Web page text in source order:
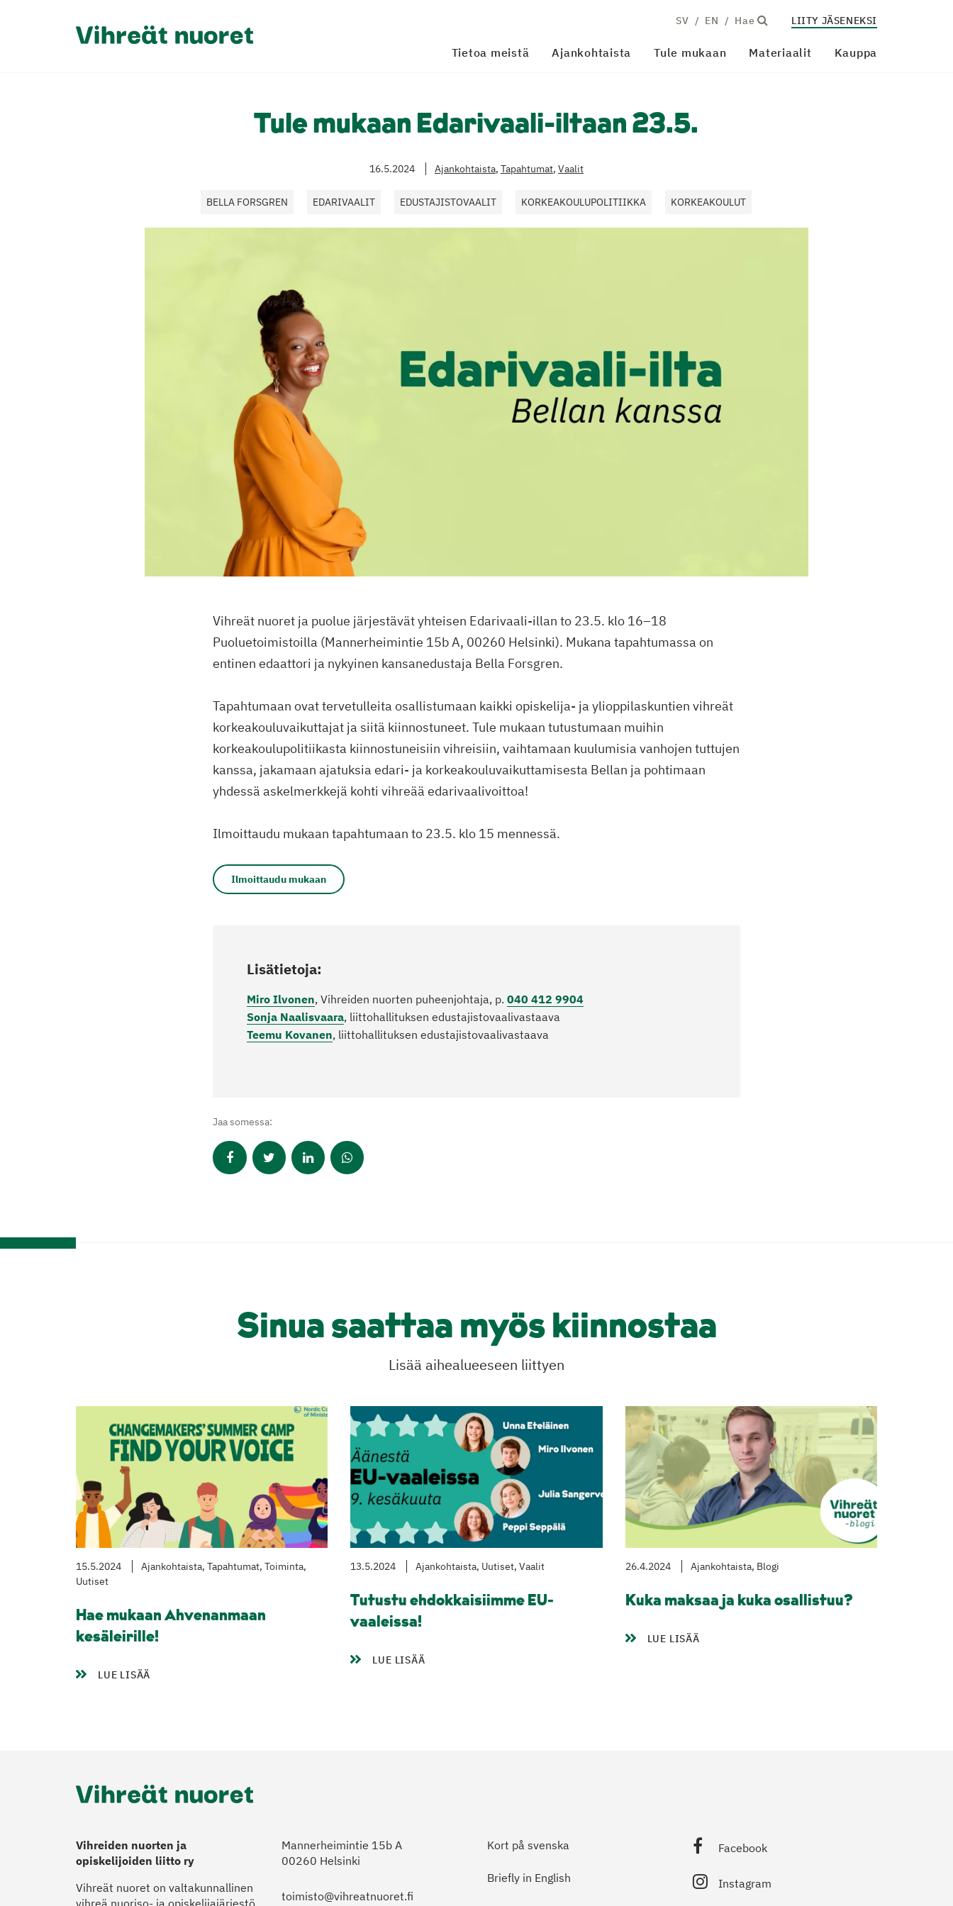
SV EN Hae LIITY JÄSENEKSI
Tietoa meistä Ajankohtaista Tule mukaan Materiaalit Kauppa
Tule mukaan Edarivaali-iltaan 23.5.
16.5.2024 Ajankohtaista, Tapahtumat, Vaalit
BELLA FORSGREN EDARIVAALIT EDUSTAJISTOVAALIT KORKEAKOULUPOLITIIKKA KORKEAKOULUT
Vihreät nuoret ja puolue järjestävät yhteisen Edarivaali-illan to 23.5. klo 16–18
Puoluetoimistoilla (Mannerheimintie 15b A, 00260 Helsinki). Mukana tapahtumassa on
entinen edaattori ja nykyinen kansanedustaja Bella Forsgren.
Tapahtumaan ovat tervetulleita osallistumaan kaikki opiskelija- ja ylioppilaskuntien vihreät
korkeakouluvaikuttajat ja siitä kiinnostuneet. Tule mukaan tutustumaan muihin
korkeakoulupolitiikasta kiinnostuneisiin vihreisiin, vaihtamaan kuulumisia vanhojen tuttujen
kanssa, jakamaan ajatuksia edari- ja korkeakouluvaikuttamisesta Bellan ja pohtimaan
yhdessä askelmerkkejä kohti vihreää edarivaalivoittoa!
Ilmoittaudu mukaan tapahtumaan to 23.5. klo 15 mennessä.
Ilmoittaudu mukaan
Lisätietoja:
Miro Ilvonen, Vihreiden nuorten puheenjohtaja, p.040 412 9904
Sonja Naalisvaara, liittohallituksen edustajistovaalivastaava
Teemu Kovanen, liittohallituksen edustajistovaalivastaava
Jaa somessa:
Sinua saattaa myös kiinnostaa
Lisää aihealueeseen liittyen
15.5.2024
Ajankohtaista, Tapahtumat, Toiminta,
Uutiset
Hae mukaan Ahvenanmaan
kesäleirille!
LUE LISÄÄ
13.5.2024 Ajankohtaista, Uutiset, Vaalit
Tutustu ehdokkaisiimme EU-
vaaleissa!
LUE LISÄÄ
26.4.2024 Ajankohtaista, Blogi
Kuka maksaa ja kuka osallistuu?
LUE LISÄÄ
Vihreiden nuorten ja
opiskelijoiden liitto ry
Vihreät nuoret on valtakunnallinen
Mannerheimintie 15b A
00260 Helsinki
toimisto@vihreatnuoret.fi
Kort på svenska
Briefly in English
Facebook
Instagram